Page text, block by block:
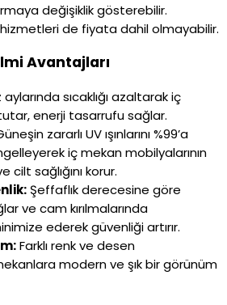
değişiklik gösterebilir.
de fiyata dahil olmayabilir.
Avantajları
aylarında sıcaklığı azaltarak iç
enerji tasarrufu sağlar.
zararlı UV ışınlarını %99’a
iç mekan mobilyalarının
cilt sağlığını korur.
Şeffaflık derecesine göre
ve cam kırılmalarında
ederek güvenliği artırır.
Farklı renk ve desen
modern ve şık bir görünüm